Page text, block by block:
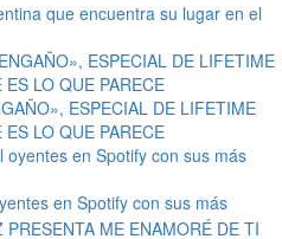
que encuentra su lugar en el
ESPECIAL DE LIFETIME
LO QUE PARECE
en Spotify con sus más